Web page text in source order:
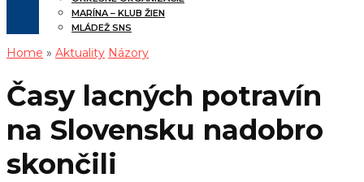
MARÍNA – KLUB ŽIEN
MLÁDEŽ SNS
Home » Aktuality Názory
Časy lacných potravín
na Slovensku nadobro
skončili